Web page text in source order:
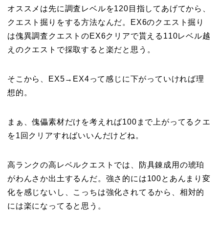
オススメは先に調査レベルを120目指してあげてから、
クエスト掘りをする方法なんだ。EX6のクエスト掘り
は傀異調査クエストのEX6クリアで貰える110レベル越
えのクエストで採取すると楽だと思う。
そこから、EX5→EX4って感じに下がっていければ理
想的。
まぁ、傀儡素材だけを考えれば100まで上がってるクエ
を1回クリアすればいいんだけどね。
高ランクの高レベルクエストでは、防具錬成用の琥珀
がわんさか出土するんだ。強さ的には100とあんまり変
化を感じないし、こっちは強化されてるから、相対的
には楽になってると思う。